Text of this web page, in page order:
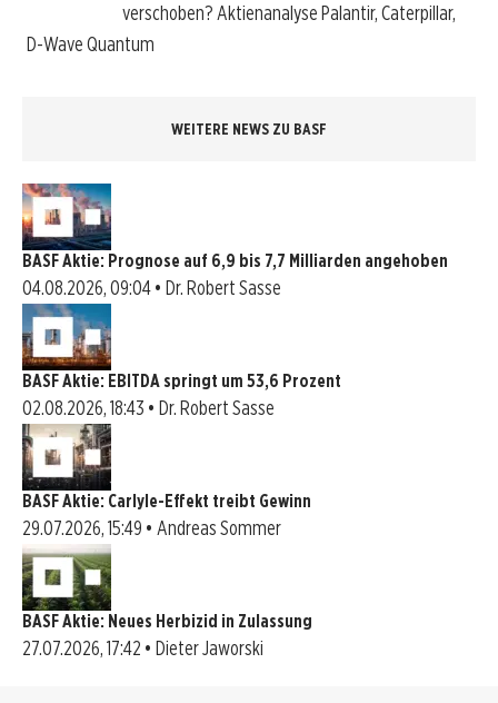
verschoben? Aktienanalyse Palantir, Caterpillar,
D-Wave Quantum
WEITERE NEWS ZU BASF
BASF Aktie: Prognose auf 6,9 bis 7,7 Milliarden angehoben
04.08.2026, 09:04 • Dr. Robert Sasse
BASF Aktie: EBITDA springt um 53,6 Prozent
02.08.2026, 18:43 • Dr. Robert Sasse
BASF Aktie: Carlyle-Effekt treibt Gewinn
29.07.2026, 15:49 • Andreas Sommer
BASF Aktie: Neues Herbizid in Zulassung
27.07.2026, 17:42 • Dieter Jaworski